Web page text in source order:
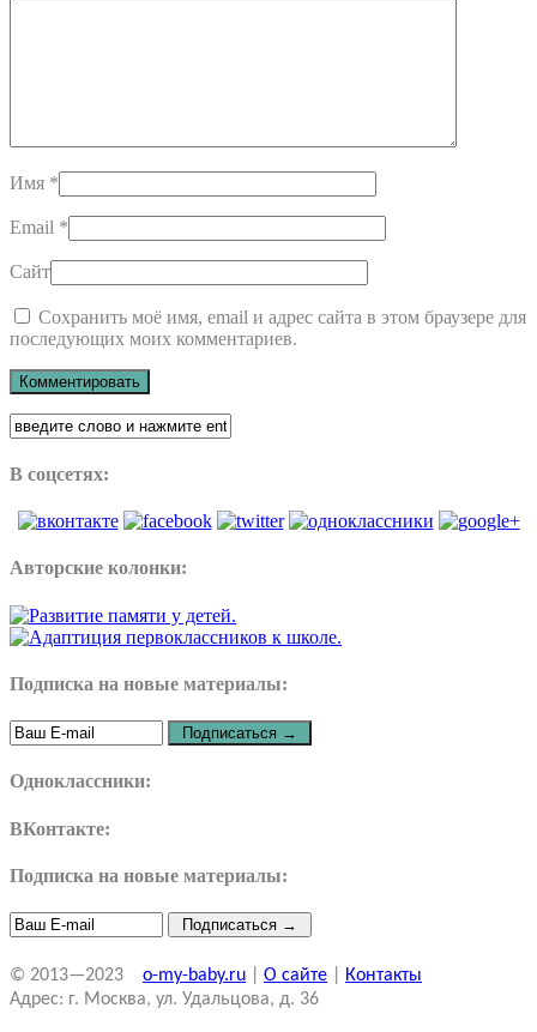
Имя *
Email *
Сайт
Сохранить моё имя, email и адрес сайта в этом браузере для
последующих моих комментариев.
В соцсетях:
Авторские колонки:
Подписка на новые материалы:
Одноклассники:
ВКонтакте:
Подписка на новые материалы:
© 2013—2023 o-my-baby.ru О сайте
Контакты
Адрес: г. Москва, ул. Удальцова, д. 36